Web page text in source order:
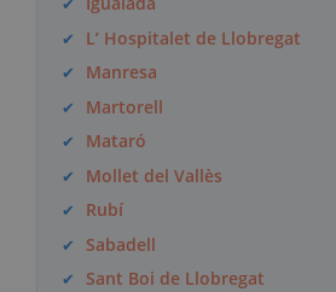
L’ Hospitalet de Llobregat
Manresa
Martorell
Mataró
Mollet del Vallès
Rubí
Sabadell
Sant Boi de Llobregat